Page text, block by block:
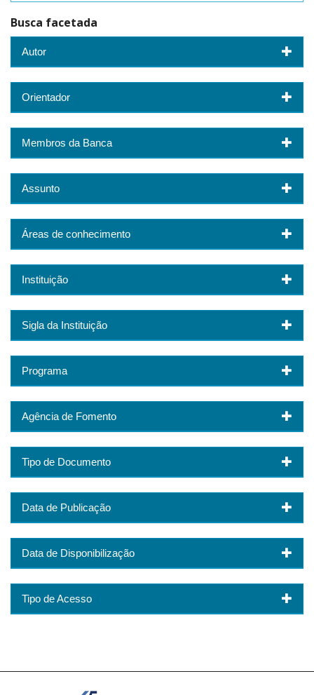
Busca facetada
Autor
Orientador
Membros da Banca
Assunto
Áreas de conhecimento
Instituição
Sigla da Instituição
Programa
Agência de Fomento
Tipo de Documento
Data de Publicação
Data de Disponibilização
Tipo de Acesso